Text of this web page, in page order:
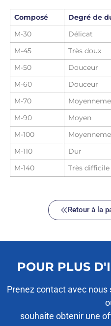
Composé Degré de
M-30
Délicat
M-45
Très doux
M-50
Douceur
M-60
Douceur
M-70
M-90
Moyen
M-100
M-110
Dur
M-140
Très difficile
Retour à la
POUR PLUS
Prenez contact avec
souhaite obtenir une